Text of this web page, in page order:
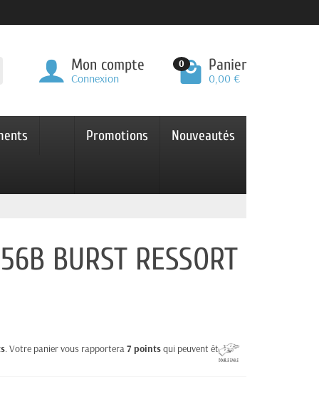
Mon compte
Connexion
0 Panier
0,00 €
Promotions Nouveautés
BURST RESSORT
. Votre panier vous rapportera7 pointsqui peuvent être